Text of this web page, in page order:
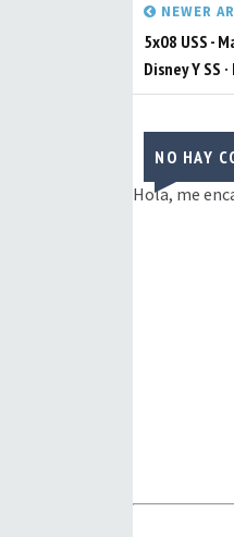
NEWER
5x08 USS -
Disney Y SS
NO HAY
Hola, me